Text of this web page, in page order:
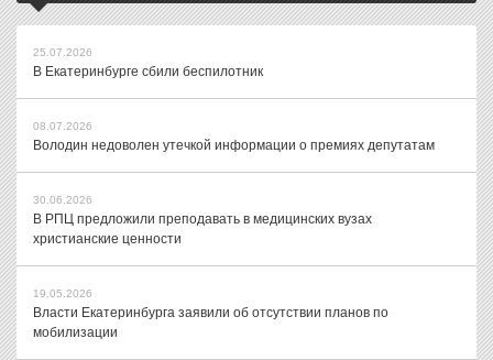
25.07.2026
В Екатеринбурге сбили беспилотник
08.07.2026
Володин недоволен утечкой информации о премиях депутатам
30.06.2026
В РПЦ предложили преподавать в медицинских вузах
христианские ценности
19.05.2026
Власти Екатеринбурга заявили об отсутствии планов по
мобилизации